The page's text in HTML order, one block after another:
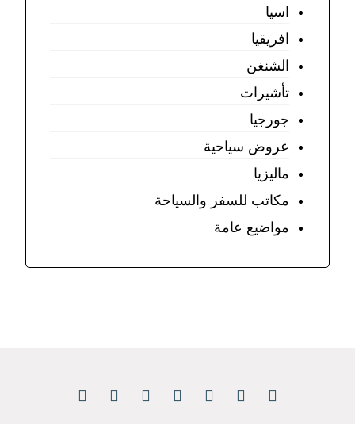
اسيا
افريقيا
الشنغن
تأشيرات
جورجيا
عروض سياحية
ماليزيا
مكاتب للسفر والسياحة
مواضيع عامة